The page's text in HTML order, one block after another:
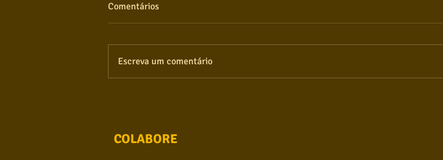
Comentários
Escreva um comentário
COLABORE